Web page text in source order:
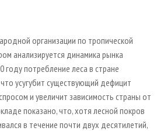
ПЛИТ
организации по тропической
анализируется динамика рынка
году потребление леса в стране
усугубит существующий дефицит
и увеличит зависимость страны от
показано, что, хотя лесной покров
в течение почти двух десятилетий,